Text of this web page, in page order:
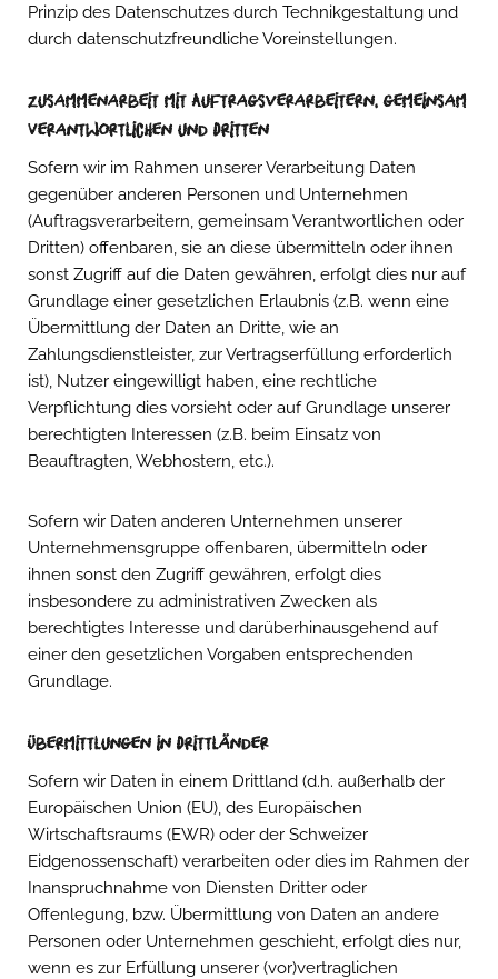
Prinzip des Datenschutzes durch Technikgestaltung und
durch datenschutzfreundliche Voreinstellungen.
Zusammenarbeit mit Auftragsverarbeitern, gemeinsam
Verantwortlichen und Dritten
Sofern wir im Rahmen unserer Verarbeitung Daten
gegenüber anderen Personen und Unternehmen
(Auftragsverarbeitern, gemeinsam Verantwortlichen oder
Dritten) offenbaren, sie an diese übermitteln oder ihnen
sonst Zugriff auf die Daten gewähren, erfolgt dies nur auf
Grundlage einer gesetzlichen Erlaubnis (z.B. wenn eine
Übermittlung der Daten an Dritte, wie an
Zahlungsdienstleister, zur Vertragserfüllung erforderlich
ist), Nutzer eingewilligt haben, eine rechtliche
Verpflichtung dies vorsieht oder auf Grundlage unserer
berechtigten Interessen (z.B. beim Einsatz von
Beauftragten, Webhostern, etc.).
Sofern wir Daten anderen Unternehmen unserer
Unternehmensgruppe offenbaren, übermitteln oder
ihnen sonst den Zugriff gewähren, erfolgt dies
insbesondere zu administrativen Zwecken als
berechtigtes Interesse und darüberhinausgehend auf
einer den gesetzlichen Vorgaben entsprechenden
Grundlage.
Übermittlungen in Drittländer
Sofern wir Daten in einem Drittland (d.h. außerhalb der
Europäischen Union (EU), des Europäischen
Wirtschaftsraums (EWR) oder der Schweizer
Eidgenossenschaft) verarbeiten oder dies im Rahmen der
Inanspruchnahme von Diensten Dritter oder
Offenlegung, bzw. Übermittlung von Daten an andere
Personen oder Unternehmen geschieht, erfolgt dies nur,
wenn es zur Erfüllung unserer (vor)vertraglichen